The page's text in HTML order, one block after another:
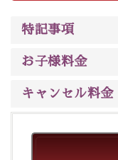
特記事項
お子様料金
キャンセル料金